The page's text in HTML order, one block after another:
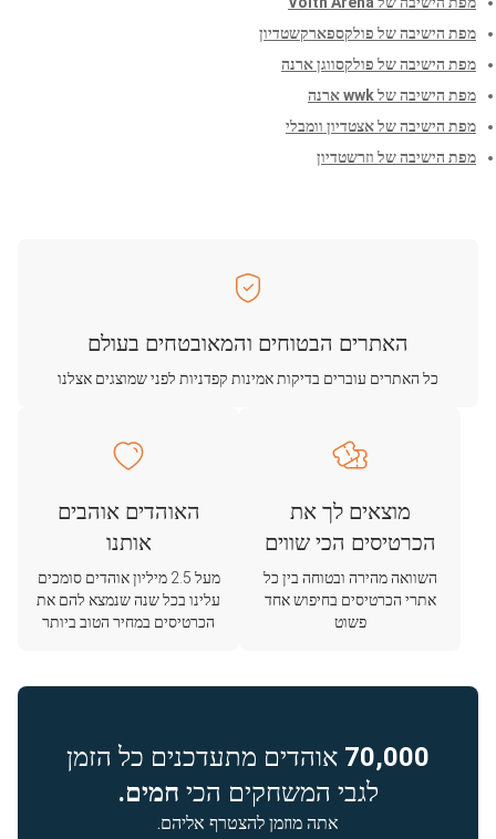
מפת הישיבה של פולקספארקשטדיון
מפת הישיבה של פולקסווגן ארנה
מפת הישיבה של wwk ארנה
מפת הישיבה של אצטדיון וומבלי
מפת הישיבה של וזרשטדיון
האתרים הבטוחים והמאובטחים בעולם
כל האתרים עוברים בדיקות אמינות קפדניות לפני שמוצגים אצלנו
מוצאים לך את
הכרטיסים הכי שווים
השוואה מהירה ובטוחה בין כל
אתרי הכרטיסים בחיפוש אחד
פשוט
האוהדים אוהבים
אותנו
מעל 2.5 מיליון אוהדים סומכים
עלינו בכל שנה שנמצא להם את
הכרטיסים במחיר הטוב ביותר
70,000 אוהדים מתעדכנים כל הזמן
לגבי המשחקים הכי חמים.
אתה מוזמן להצטרף אליהם.